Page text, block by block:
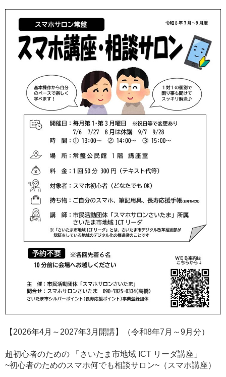
【2026年4月～2027年3月開講】（令和8年7月～9月分）
超初心者のための 「さいたま市地域 ICT リーダ講座」
~初心者のためのスマホ何でも相談サロン~（スマホ講座）